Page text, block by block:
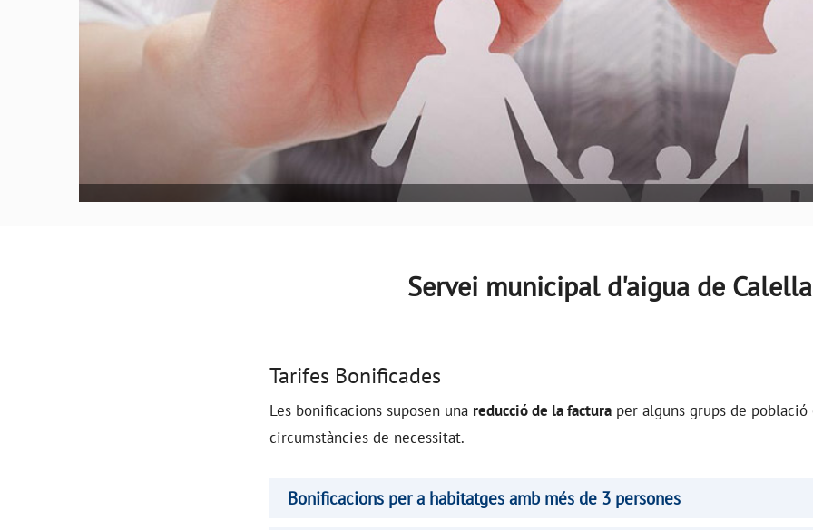
Servei municipal d'aigua de Calella
Tarifes Bonificades
Les bonificacions suposen una reducció de la factura per alguns grups de
circumstàncies de necessitat.
Bonificacions per a habitatges amb més de 3 persones